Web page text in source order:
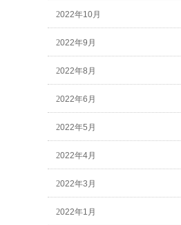
2022年10月
2022年9月
2022年8月
2022年6月
2022年5月
2022年4月
2022年3月
2022年1月